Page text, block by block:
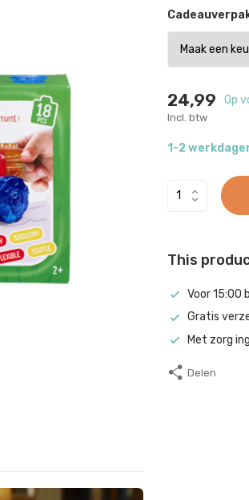
24,99 Op
Incl. btw
1-2
This
Voor 15:00
Gratis
Met zorg
Delen